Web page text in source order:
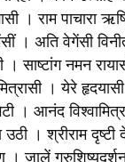
। राम पाचारा
। अति वेगेंसी
। साष्टांग नमन
। येरे
। आनंद
। श्रीराम
। जालें